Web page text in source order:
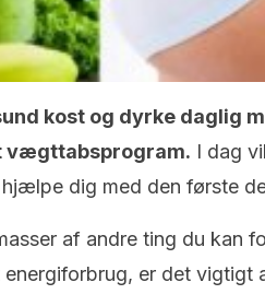
kost og dyrke daglig
vægttabsprogram. I dag
dig med den første
af andre ting du kan
er det vigtigt